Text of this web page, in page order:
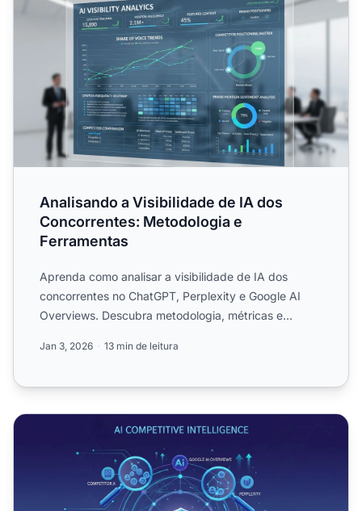
Analisando a Visibilidade de IA dos
Concorrentes: Metodologia e
Ferramentas
Aprenda como analisar a visibilidade de IA dos
concorrentes no ChatGPT, Perplexity e Google AI
Overviews. Descubra metodologia, métricas e
Jan 3, 2026 13 min de leitura
Inteligência Competitiva de IA